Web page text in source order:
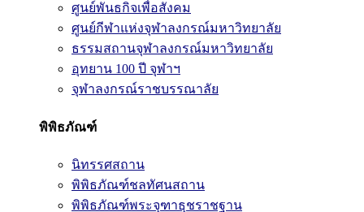
ศูนย์พันธกิจเพื่อสังคม
ศูนย์กีฬาแห่งจุฬาลงกรณ์มหาวิทยาลัย
ธรรมสถานจุฬาลงกรณ์มหาวิทยาลัย
อุทยาน 100 ปี จุฬาฯ
จุฬาลงกรณ์ราชบรรณาลัย
พิพิธภัณฑ์
นิทรรศสถาน
พิพิธภัณฑ์ชลทัศนสถาน
พิพิธภัณฑ์พระจุฑาธุชราชฐาน